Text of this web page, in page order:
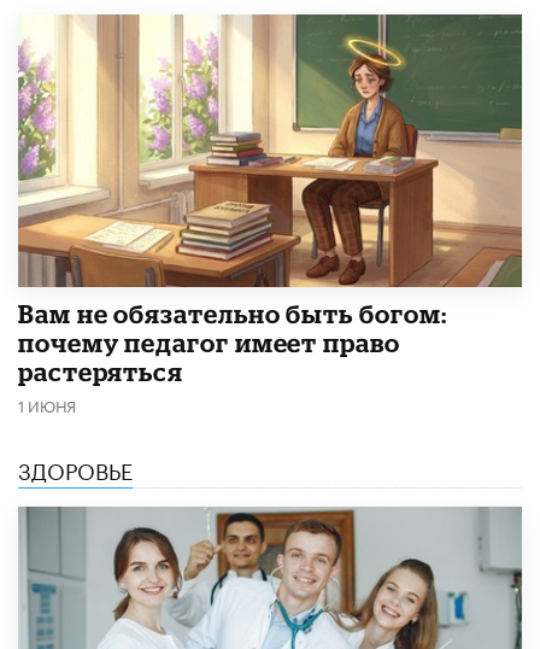
​Вам не обязательно быть богом:
почему педагог имеет право
растеряться
1 ИЮНЯ
ЗДОРОВЬЕ